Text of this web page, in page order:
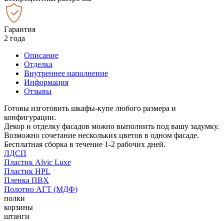
Гарантия
2 года
Описание
Отделка
Внутреннее наполнение
Информация
Отзывы
Готовы изготовить шкафы-купе любого размера и
конфигурации.
Декор и отделку фасадов можно выполнить под вашу задумку.
Возможно сочетание нескольких цветов в одном фасаде.
Бесплатная сборка в течение 1-2 рабочих дней.
ЛДСП
Пластик Alvic Luxe
Пластик HPL
Пленка ПВХ
Полотно АГТ (МДФ)
полки
корзины
штанги